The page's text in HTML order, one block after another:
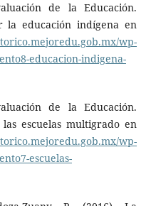
de la Educación.
la educación indígena en
wp-
educacion-indigena-
de la Educación.
escuelas multigrado en
wp-
escuelas-